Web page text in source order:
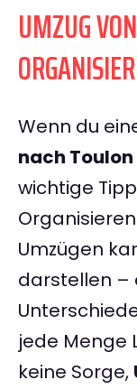
UMZUG
Wenn du
nach Toulon
wichtige
Umzügen
darstellen –
jede Menge
keine Sorge,